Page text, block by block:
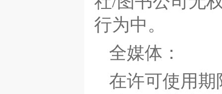
行为中。
全媒体：
在许可使用